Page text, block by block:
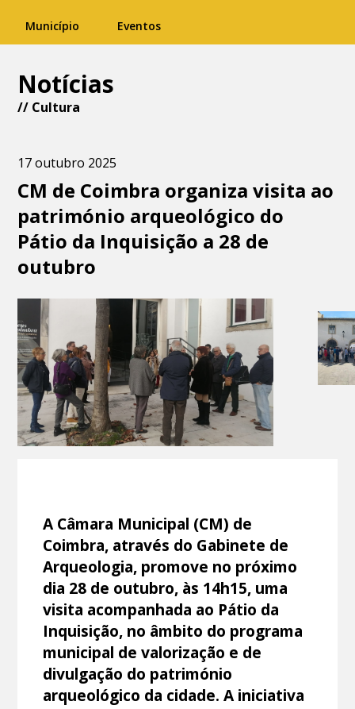
Município Eventos
Notícias
// Cultura
17 outubro 2025
CM de Coimbra organiza visita ao
património arqueológico do
Pátio da Inquisição a 28 de
outubro
A Câmara Municipal (CM) de
Coimbra, através do Gabinete de
Arqueologia, promove no próximo
dia 28 de outubro, às 14h15, uma
visita acompanhada ao Pátio da
Inquisição, no âmbito do programa
municipal de valorização e de
divulgação do património
arqueológico da cidade. A iniciativa